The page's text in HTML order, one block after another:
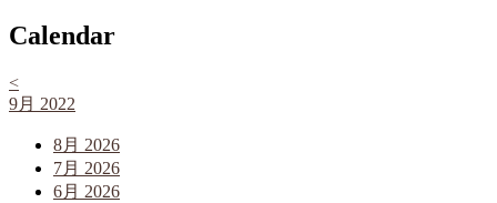
Calendar
<
9月 2022
8月 2026
7月 2026
6月 2026